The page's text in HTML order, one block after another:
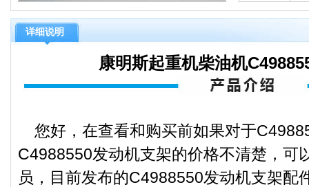
详细说明
康明斯起重机柴油机
您好，在查看和购买前如果对于
C4988550发动机支架的价格不清楚，可
员，目前发布的C4988550发动机支架配